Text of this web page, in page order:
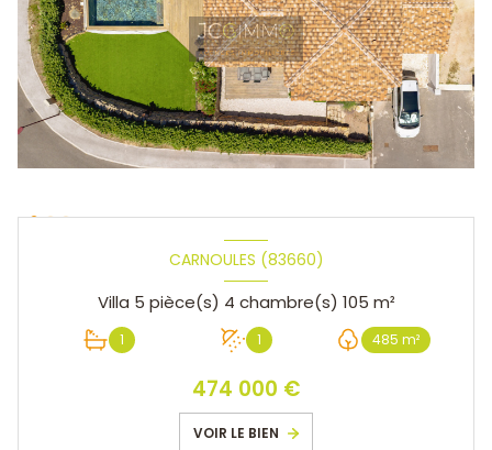
CARNOULES (83660)
Villa 5 pièce(s) 4 chambre(s) 105 m²
1 1 485 m²
474 000 €
VOIR LE BIEN